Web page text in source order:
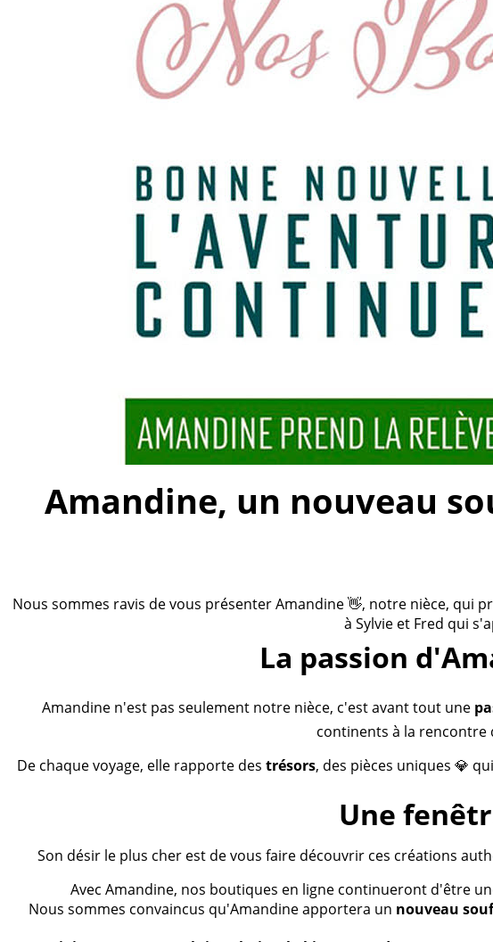
Amandine, un nouveau
Nous sommes ravis de vous présenter Amandine 👋, notre nièce,
à Sylvie et Fred qui
La passion
Amandine n'est pas seulement notre nièce, c'est avant tout une
continents à la rencontre
De chaque voyage, elle rapporte des trésors, des pièces uniques 💎
Une
Son désir le plus cher est de vous faire découvrir ces créations
Avec Amandine, nos boutiques en ligne continueront d'être
Nous sommes convaincus qu'Amandine apportera un nouveau